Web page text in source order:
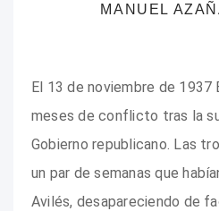
MANUEL
El 13 de noviembre de 1937
meses de conflicto tras la
Gobierno republicano. Las
un par de semanas que
Avilés, desapareciendo de